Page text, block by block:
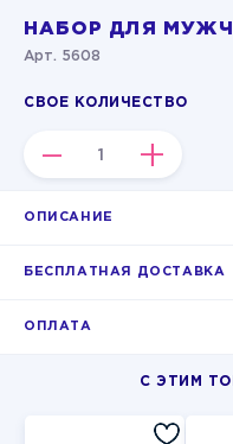
НАБОР ДЛЯ
Арт. 5608
СВОЕ КОЛИЧЕСТВО
– +
ОПИСАНИЕ
БЕСПЛАТНАЯ ДОСТАВКА
ОПЛАТА
С ЭТИМ